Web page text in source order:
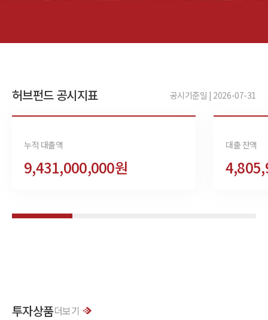
허브펀드 공시지표 공시기준일 | 2026-07-31
누적 대출액
9,431,000,000원
대출 잔액
투자상품더보기